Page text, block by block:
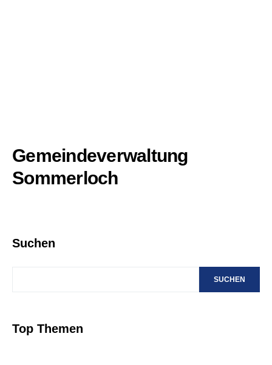
Gemeindeverwaltung
Sommerloch
Suchen
SUCHEN
Top Themen